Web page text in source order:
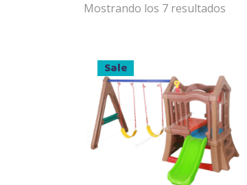
Mostrando los 7 resultados
Sale